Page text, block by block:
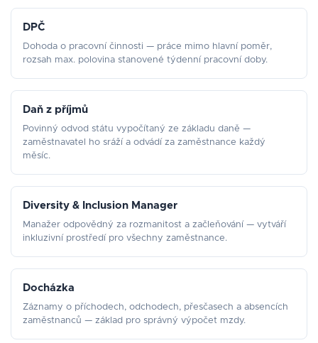
DPČ
Dohoda o pracovní činnosti — práce mimo hlavní poměr,
rozsah max. polovina stanovené týdenní pracovní doby.
Daň z příjmů
Povinný odvod státu vypočítaný ze základu daně —
zaměstnavatel ho sráží a odvádí za zaměstnance každý
měsíc.
Diversity & Inclusion Manager
Manažer odpovědný za rozmanitost a začleňování — vytváří
inkluzivní prostředí pro všechny zaměstnance.
Docházka
Záznamy o příchodech, odchodech, přesčasech a absencích
zaměstnanců — základ pro správný výpočet mzdy.